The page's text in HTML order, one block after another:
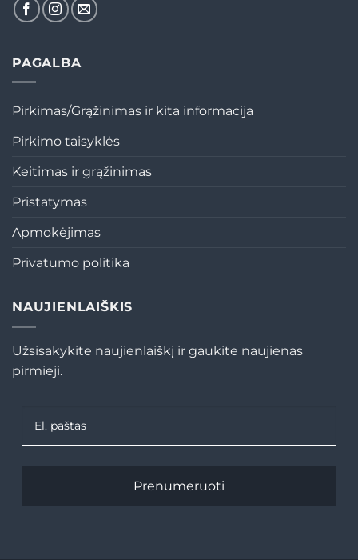
PAGALBA
Pirkimas/Grąžinimas ir kita informacija
Pirkimo taisyklės
Keitimas ir grąžinimas
Pristatymas
Apmokėjimas
Privatumo politika
NAUJIENLAIŠKIS
Užsisakykite naujienlaiškį ir gaukite naujienas
pirmieji.
Prenumeruoti